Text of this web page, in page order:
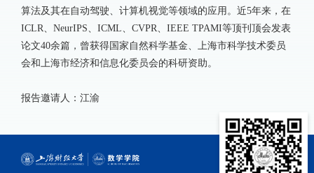
算法及其在自动驾驶、计算机视觉等领域的应用。近5年来，在
ICLR、NeurIPS、ICML、CVPR、IEEE TPAMI等顶刊顶会发表
论文40余篇，曾获得国家自然科学基金、上海市科学技术委员
会和上海市经济和信息化委员会的科研资助。
报告邀请人：江渝